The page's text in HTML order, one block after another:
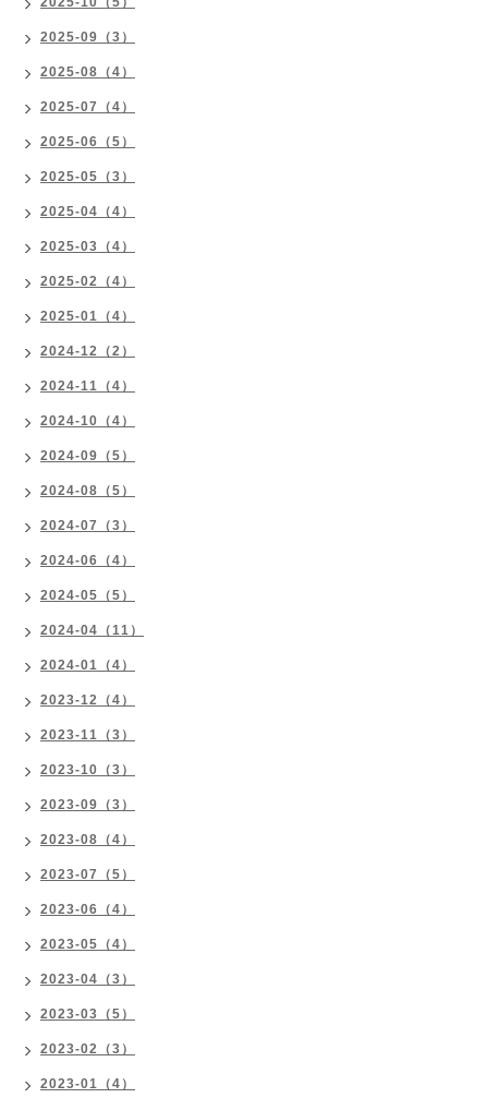
2025-09（3）
2025-08（4）
2025-07（4）
2025-06（5）
2025-05（3）
2025-04（4）
2025-03（4）
2025-02（4）
2025-01（4）
2024-12（2）
2024-11（4）
2024-10（4）
2024-09（5）
2024-08（5）
2024-07（3）
2024-06（4）
2024-05（5）
2024-04（11）
2024-01（4）
2023-12（4）
2023-11（3）
2023-10（3）
2023-09（3）
2023-08（4）
2023-07（5）
2023-06（4）
2023-05（4）
2023-04（3）
2023-03（5）
2023-02（3）
2023-01（4）